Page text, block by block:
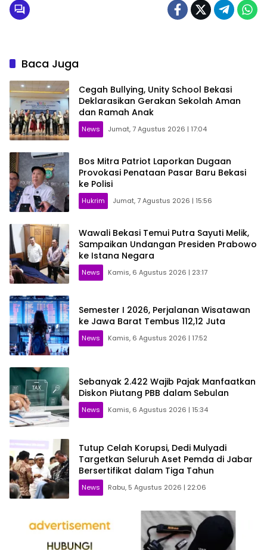
Baca Juga
Cegah Bullying, Unity School Bekasi
Deklarasikan Gerakan Sekolah Aman
dan Ramah Anak
News Jumat, 7 Agustus 2026 | 17:04
Bos Mitra Patriot Laporkan Dugaan
Provokasi Penataan Pasar Baru Bekasi
ke Polisi
Hukrim Jumat, 7 Agustus 2026 | 15:56
Wawali Bekasi Temui Putra Sayuti Melik,
Sampaikan Undangan Presiden Prabowo
ke Istana Negara
News Kamis, 6 Agustus 2026 | 23:17
Semester I 2026, Perjalanan Wisatawan
ke Jawa Barat Tembus 112,12 Juta
News Kamis, 6 Agustus 2026 | 17:52
Sebanyak 2.422 Wajib Pajak Manfaatkan
Diskon Piutang PBB dalam Sebulan
News Kamis, 6 Agustus 2026 | 15:34
Tutup Celah Korupsi, Dedi Mulyadi
Targetkan Seluruh Aset Pemda di Jabar
Bersertifikat dalam Tiga Tahun
News Rabu, 5 Agustus 2026 | 22:06